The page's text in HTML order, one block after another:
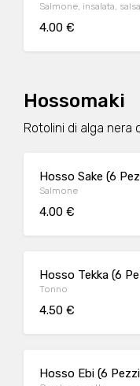
Salmone, insalata,
4.00 €
Hossomaki
Rotolini di alga nera
Hosso Sake (6
Salmone
4.00 €
Hosso Tekka (6
Tonno
4.50 €
Hosso Ebi (6